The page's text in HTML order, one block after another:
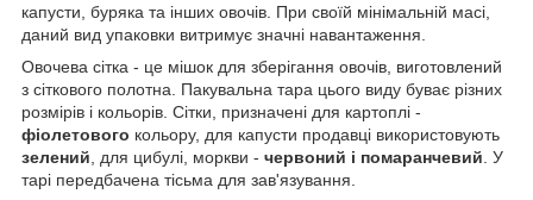
капусти, буряка та інших овочів. При своїй мінімальній масі,
даний вид упаковки витримує значні навантаження.
Овочева сітка - це мішок для зберігання овочів, виготовлений
з сіткового полотна. Пакувальна тара цього виду буває різних
розмірів і кольорів. Сітки, призначені для картоплі -
фіолетового кольору, для капусти продавці використовують
зелений , для цибулі, моркви - червоний і помаранчевий . У
тарі передбачена тісьма для зав'язування.